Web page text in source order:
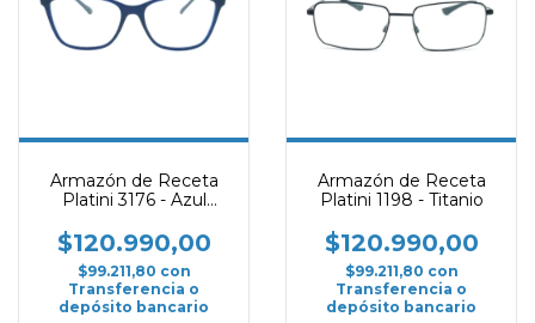
Armazón de Receta
Platini 3176 - Azul
$120.990,00
$99.211,80 con
Transferencia o
depósito bancario
Armazón de Receta
Platini 1198 - Titanio
$120.990,00
$99.211,80 con
Transferencia o
depósito bancario